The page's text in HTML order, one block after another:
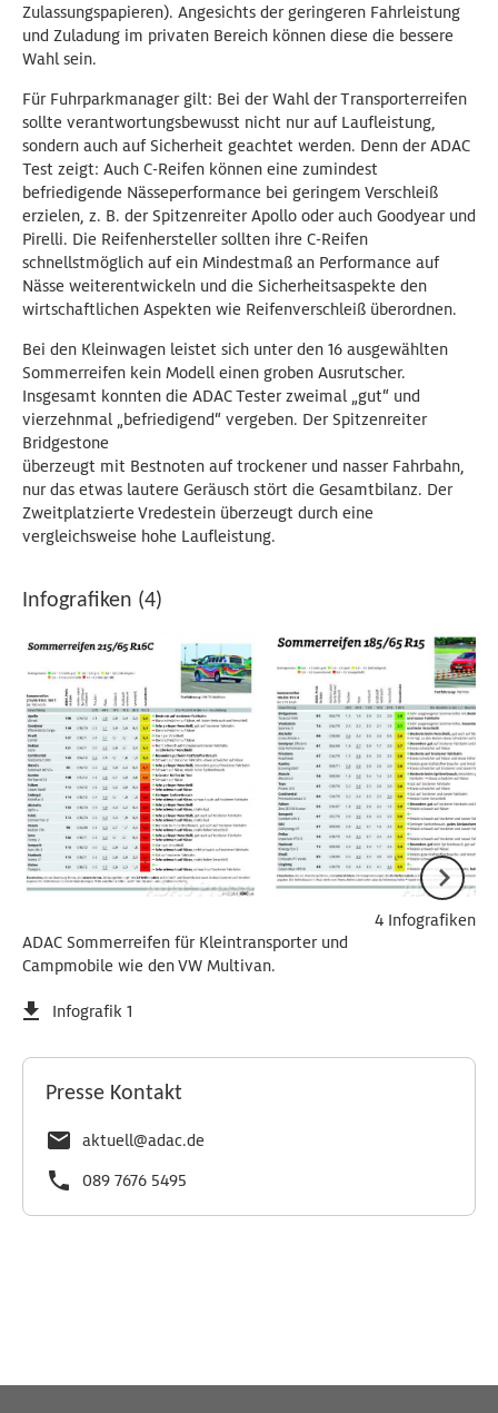
Zulassungspapieren). Angesichts der geringeren Fahrleistung
und Zuladung im privaten Bereich können diese die bessere
Wahl sein.
Für Fuhrparkmanager gilt: Bei der Wahl der Transporterreifen
sollte verantwortungsbewusst nicht nur auf Laufleistung,
sondern auch auf Sicherheit geachtet werden. Denn der ADAC
Test zeigt: Auch C-Reifen können eine zumindest
befriedigende Nässeperformance bei geringem Verschleiß
erzielen, z. B. der Spitzenreiter Apollo oder auch Goodyear und
Pirelli. Die Reifenhersteller sollten ihre C-Reifen
schnellstmöglich auf ein Mindestmaß an Performance auf
Nässe weiterentwickeln und die Sicherheitsaspekte den
wirtschaftlichen Aspekten wie Reifenverschleiß überordnen.
Bei den Kleinwagen leistet sich unter den 16 ausgewählten
Sommerreifen kein Modell einen groben Ausrutscher.
Insgesamt konnten die ADAC Tester zweimal „gut“ und
vierzehnmal „befriedigend“ vergeben. Der Spitzenreiter
Bridgestone
überzeugt mit Bestnoten auf trockener und nasser Fahrbahn,
nur das etwas lautere Geräusch stört die Gesamtbilanz. Der
Zweitplatzierte Vredestein überzeugt durch eine
vergleichsweise hohe Laufleistung.
Infografiken (4)
ADAC Sommerreifen für Kleintransporter und
Campmobile wie den VW Multivan.
Infografik 1
4 Infografiken
Presse Kontakt
aktuell@adac.de
089 7676 5495